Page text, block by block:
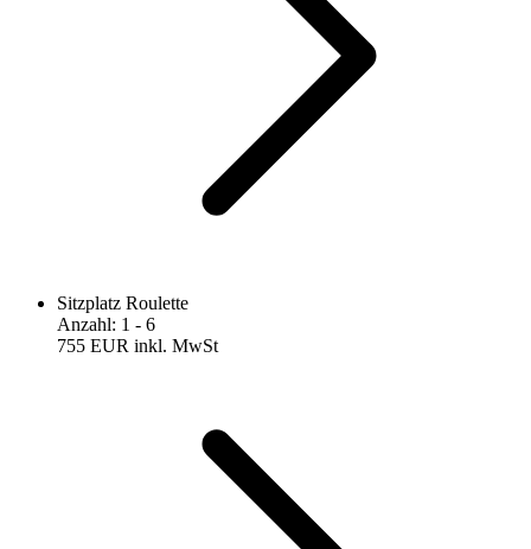
Sitzplatz Roulette
Anzahl: 1 - 6
755 EUR inkl. MwSt